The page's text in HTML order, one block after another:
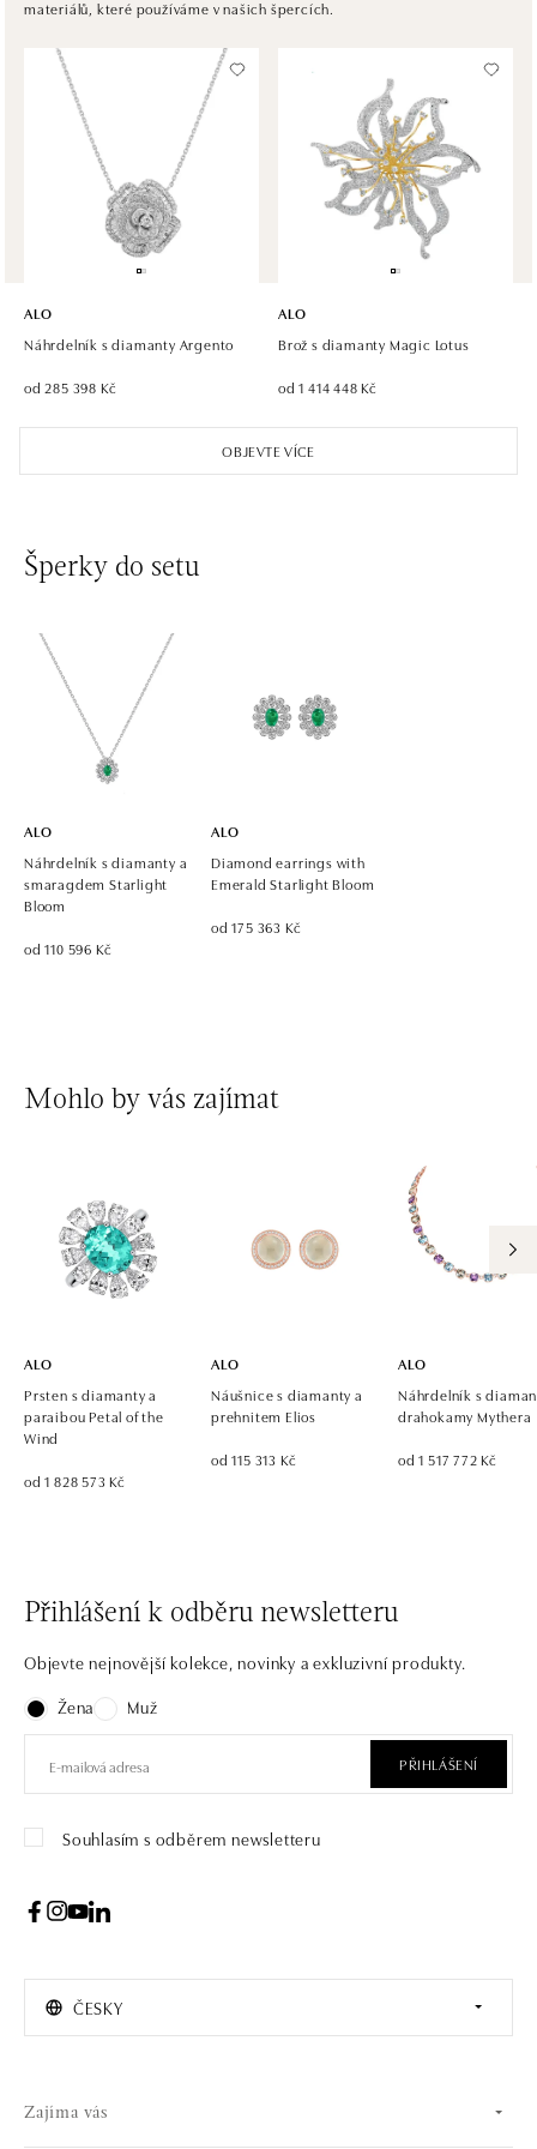
Chlumecká 765/6, 198 19 Praha 9
zítra otevřeno od 09:00
ALO diamonds, Westfield, Praha 4 - Chodov
Roztylská 2321/19, 148 00 Praha 4 - Chodov
tel.: +420 773 585 559, +420 730 802 800
zítra otevřeno od 09:00
ALO diamonds Hilton, Košice
zítra otevřeno od 09:00
ALO diamonds OC Aupark, Bratislava
Einsteinova 18, 851 01 Bratislava
tel.: +421 917 090 891
ALO diamonds OC Avion, Bratislava
zítra otevřeno od 10:00
ALO diamonds OC Eurovea, Bratislava
Pribinova 8, 811 09 Bratislava
tel.: +421 917 090 700, +421 918 777 670
materiálů, které používáme v našich špercích.
OBJEVTE VÍCE
ALO
Náhrdelník s diamanty Argento
od 285 398 Kč
ALO
Brož s diamanty Magic Lotus
od 1 414 448 Kč
Šperky do setu
ALO
Náhrdelník s diamanty a
smaragdem Starlight
Bloom
od 110 596 Kč
ALO
Diamond earrings with
Emerald Starlight Bloom
od 175 363 Kč
Mohlo by vás zajímat
ALO
Prsten s diamanty a
paraibou Petal of the
Wind
od 1 828 573 Kč
ALO
Náušnice s diamanty a
prehnitem Elios
od 115 313 Kč
ALO
Náhrdelník s
drahokamy Mythera
od 1 517 772 Kč
Přihlášení k odběru newsletteru
Objevte nejnovější kolekce, novinky a exkluzivní produkty.
Žena
Muž
PŘIHLÁŠENÍ
Souhlasím s odběrem newsletteru
ČESKY
Zajíma vás